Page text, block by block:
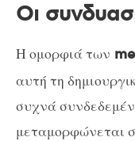
Οι
Η ομορφιά των
αυτή τη
συχνά
μεταμορφώνεται